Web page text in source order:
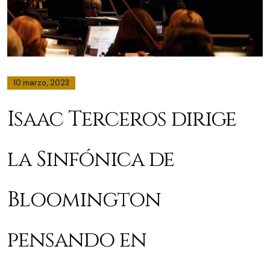
10 marzo, 2023
Isaac Terceros dirige
la Sinfónica de
Bloomington
pensando en